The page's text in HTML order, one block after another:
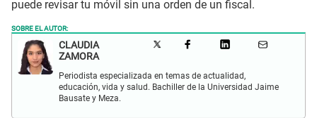
puede revisar tu móvil sin una orden de un fiscal.
SOBRE EL AUTOR:
CLAUDIA
ZAMORA
Periodista especializada en temas de actualidad,
educación, vida y salud. Bachiller de la Universidad Jaime
Bausate y Meza.